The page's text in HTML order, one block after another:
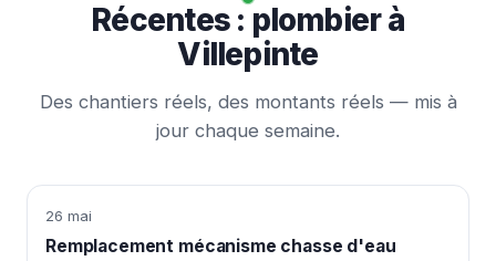
Récentes : plombier à
Villepinte
Des chantiers réels, des montants réels — mis à
jour chaque semaine.
26 mai
Remplacement mécanisme chasse d'eau